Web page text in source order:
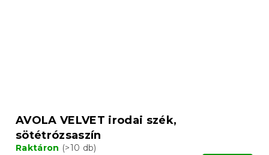
AVOLA VELVET irodai szék,
sötétrózsaszín
Raktáron (>10 db)